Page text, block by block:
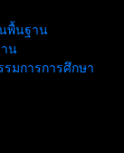
พื้นฐาน
น
มการการศึกษา